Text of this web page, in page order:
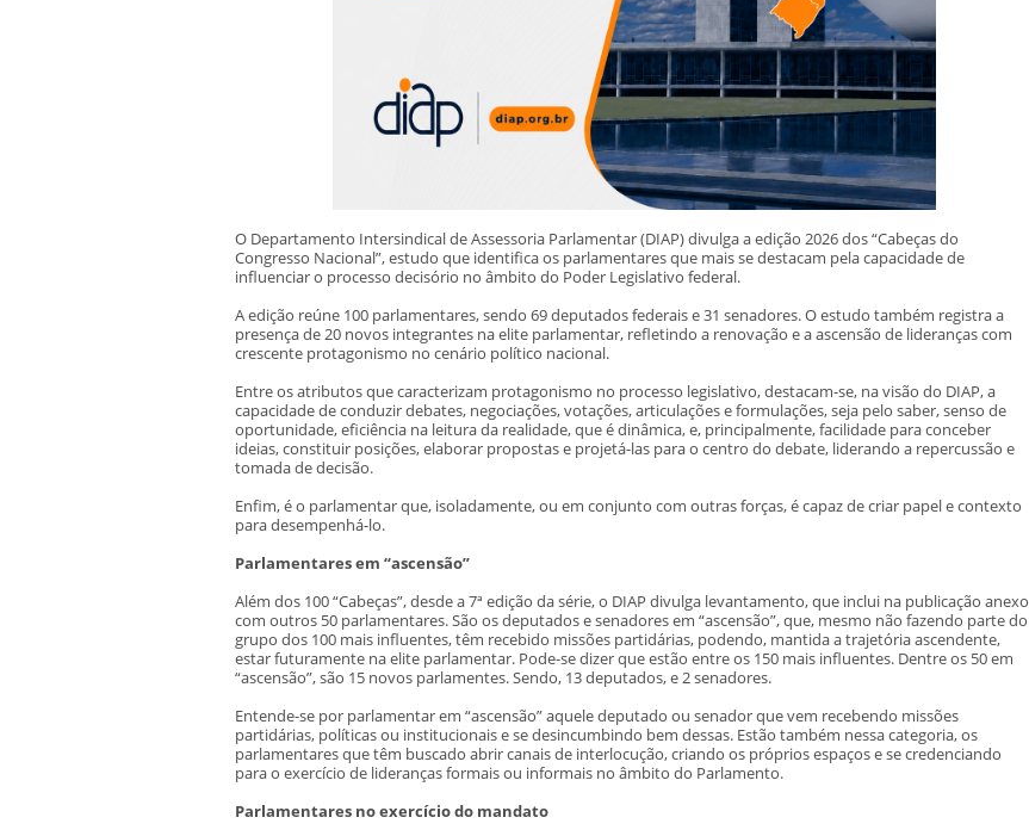
O Departamento Intersindical de Assessoria Parlamentar (DIAP) divulga a edição 2026 dos “Cabeças do
Congresso Nacional”, estudo que identifica os parlamentares que mais se destacam pela capacidade de
influenciar o processo decisório no âmbito do Poder Legislativo federal.
A edição reúne 100 parlamentares, sendo 69 deputados federais e 31 senadores. O estudo também registra a
presença de 20 novos integrantes na elite parlamentar, refletindo a renovação e a ascensão de lideranças com
crescente protagonismo no cenário político nacional.
Entre os atributos que caracterizam protagonismo no processo legislativo, destacam-se, na visão do DIAP, a
capacidade de conduzir debates, negociações, votações, articulações e formulações, seja pelo saber, senso de
oportunidade, eficiência na leitura da realidade, que é dinâmica, e, principalmente, facilidade para conceber
ideias, constituir posições, elaborar propostas e projetá-las para o centro do debate, liderando a repercussão e
tomada de decisão.
Enfim, é o parlamentar que, isoladamente, ou em conjunto com outras forças, é capaz de criar papel e contexto
para desempenhá-lo.
Parlamentares em “ascensão”
Além dos 100 “Cabeças”, desde a 7ª edição da série, o DIAP divulga levantamento, que inclui na publicação anexo
com outros 50 parlamentares. São os deputados e senadores em “ascensão”, que, mesmo não fazendo parte do
grupo dos 100 mais influentes, têm recebido missões partidárias, podendo, mantida a trajetória ascendente,
estar futuramente na elite parlamentar. Pode-se dizer que estão entre os 150 mais influentes. Dentre os 50 em
“ascensão”, são 15 novos parlamentes. Sendo, 13 deputados, e 2 senadores.
Entende-se por parlamentar em “ascensão” aquele deputado ou senador que vem recebendo missões
partidárias, políticas ou institucionais e se desincumbindo bem dessas. Estão também nessa categoria, os
parlamentares que têm buscado abrir canais de interlocução, criando os próprios espaços e se credenciando
para o exercício de lideranças formais ou informais no âmbito do Parlamento.
Parlamentares no exercício do mandato